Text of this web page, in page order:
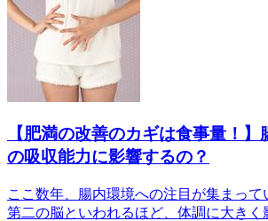
【肥満の改善のカギは食事量！
の吸収能力に影響するの？
ここ数年、腸内環境への注目が集まって
第二の脳といわれるほど、体調に大きく